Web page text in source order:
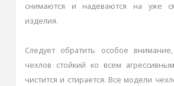
снимаются и надеваются на уже
изделия.
Следует обратить особое
чехлов стойкий ко всем
чистится и стирается. Все модели